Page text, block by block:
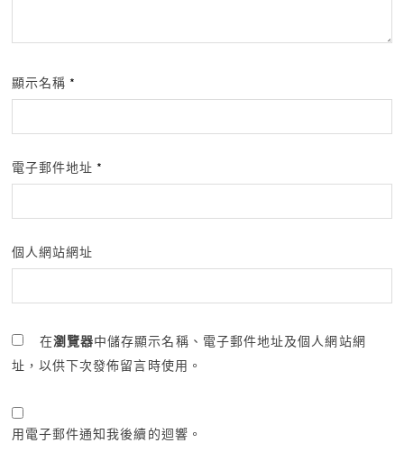
顯示名稱 *
電子郵件地址 *
個人網站網址
在瀏覽器中儲存顯示名稱、電子郵件地址及個人網站網
址，以供下次發佈留言時使用。
用電子郵件通知我後續的迴響。